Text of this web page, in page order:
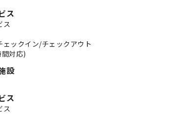
ス
ス
ェックイン/チェックアウト
対応)
設
ス
ス